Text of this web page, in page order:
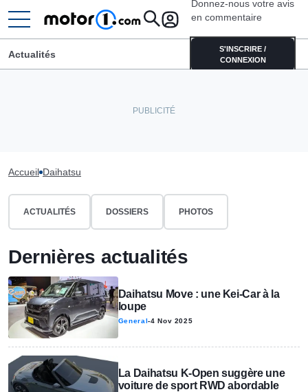
Donnez-nous votre avis
en commentaire
S'INSCRIRE /
CONNEXION
Actualités
Accueil Daihatsu
ACTUALITÉS DOSSIERS PHOTOS
Dernières actualités
Daihatsu Move : une Kei-Car à la
loupe
General-4 Nov 2025
La Daihatsu K-Open suggère une
voiture de sport RWD abordable